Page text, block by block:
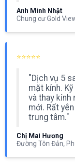
Anh Minh Nhật
Chung cư Gold
⭐⭐⭐⭐⭐
"Dịch vụ 5
mặt kính.
và thay kính
mới. Rất
trung tâm."
Chị Mai Hương
Đường Tôn Đản,